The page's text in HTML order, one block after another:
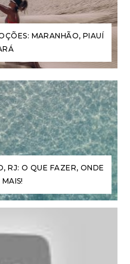
MARANHÃO, PIAUÍ
RJ: O QUE FAZER, ONDE